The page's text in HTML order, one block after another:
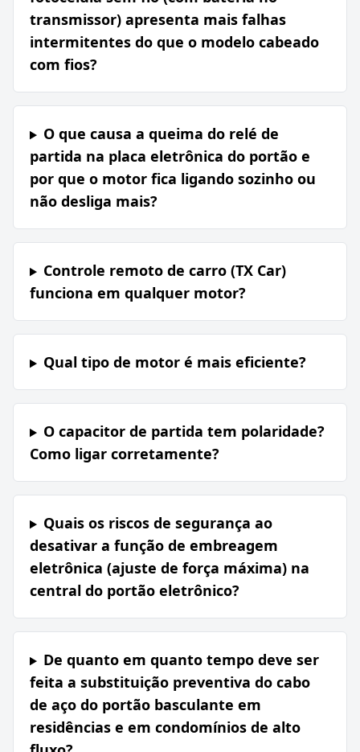
transmissor) apresenta mais falhas
intermitentes do que o modelo cabeado
com fios?
O que causa a queima do relé de
partida na placa eletrônica do portão e
por que o motor fica ligando sozinho ou
não desliga mais?
Controle remoto de carro (TX Car)
funciona em qualquer motor?
Qual tipo de motor é mais eficiente?
O capacitor de partida tem polaridade?
Como ligar corretamente?
Quais os riscos de segurança ao
desativar a função de embreagem
eletrônica (ajuste de força máxima) na
central do portão eletrônico?
De quanto em quanto tempo deve ser
feita a substituição preventiva do cabo
de aço do portão basculante em
residências e em condomínios de alto